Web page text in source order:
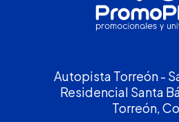
Autopista Torreón -
Residencial Santa
Torreón,